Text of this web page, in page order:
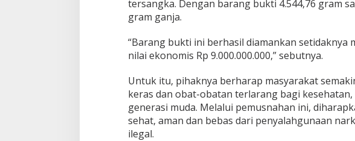
tersangka. Dengan barang bukti 4.544,76 gram
gram ganja.
“Barang bukti ini berhasil diamankan setidaknya
nilai ekonomis Rp 9.000.000.000,” sebutnya.
Untuk itu, pihaknya berharap masyarakat
keras dan obat-obatan terlarang bagi
generasi muda. Melalui pemusnahan ini,
sehat, aman dan bebas dari penyalahgunaan
ilegal.